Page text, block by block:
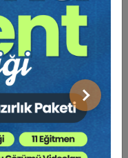
Sonraki